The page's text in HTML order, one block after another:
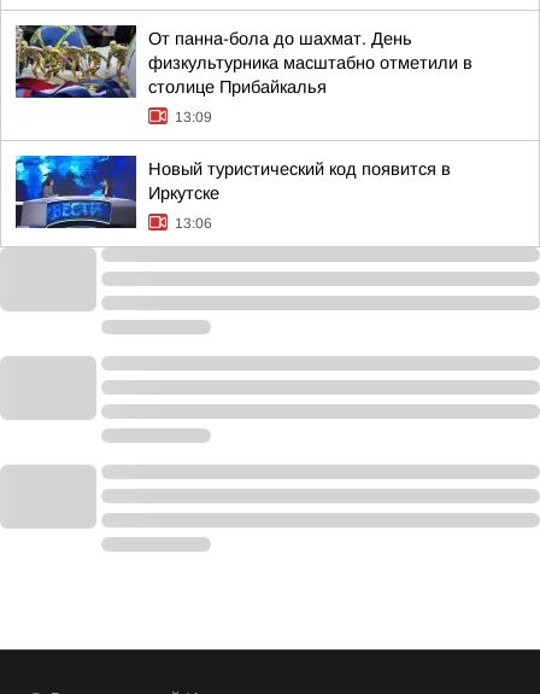
От панна-бола до шахмат. День
физкультурника масштабно отметили в
столице Прибайкалья
13:09
Новый туристический код появится в
Иркутске
13:06